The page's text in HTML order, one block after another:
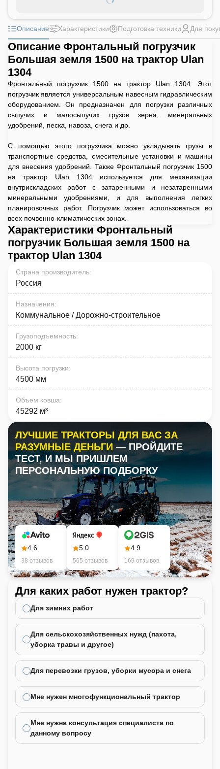
Описание Характеристики Подготовка техники Для
Описание Фронтальный погрузчик
Большая земля 1500 на трактор Ulan
1304
Фронтальный погрузчик 1500 на трактор Ulan 1304. Этот
погрузчик является универсальным навесным гидравлическим
оборудованием. Он предназначен для погрузки различных
сыпучих и малосыпучих грузов зерна, минеральных
удобрений, песка, навоза, снега и др.
С помощью этого погрузчика можно укладывать грузы в
транспортные средства, смесительные установки и машины
для внесения удобрений. Также Фронтальный погрузчик 1500
на трактор Ulan 1304 используется для механизации
внутрискладских работ с затаренными и незатаренными
минеральными удобрениями, и для выполнения легких
планировочных работ. Погрузчик может использоваться во
всех почвенно-климатических зонах.
Характеристики Фронтальный
погрузчик Большая земля 1500 на
трактор Ulan 1304
Страна производитель:
Россия
Назначения:
Коммунальное / Дорожно-строительное
Грузоподъемность:
2000 кг
Высота погрузки:
4500 мм
Объем ковша:
45292 м³
ЛУЧШИЕ ТРАКТОРЫ ДЛЯ ВАС ЗА
РАЗУМНЫЕ ДЕНЬГИ — ПРОЙДИТЕ
ТЕСТ, И МЫ ПРИШЛЕМ
ПЕРСОНАЛЬНУЮ ПОДБОРКУ
4.6
38 отзывов
5.0
565 отзывов
4.9
169 отзывов
Для каких работ нужен трактор?
Для зимних работ
Для сельскохозяйственных нужд (пахота,
уборка травы и другое)
Для перевозки грузов, уборки мусора и снега
Мне нужен многофункциональный трактор
Мне нужна консультация специалиста по
данному вопросу